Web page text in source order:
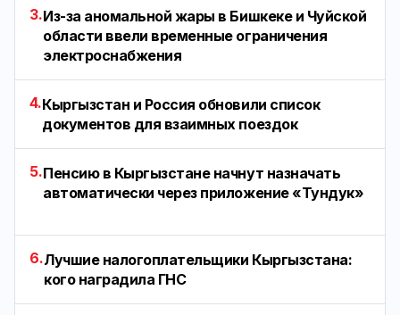
3.Из-за аномальной жары в Бишкеке и Чуйской
области ввели временные ограничения
электроснабжения
4.Кыргызстан и Россия обновили список
документов для взаимных поездок
5.Пенсию в Кыргызстане начнут назначать
автоматически через приложение «Тундук»
6.Лучшие налогоплательщики Кыргызстана:
кого наградила ГНС